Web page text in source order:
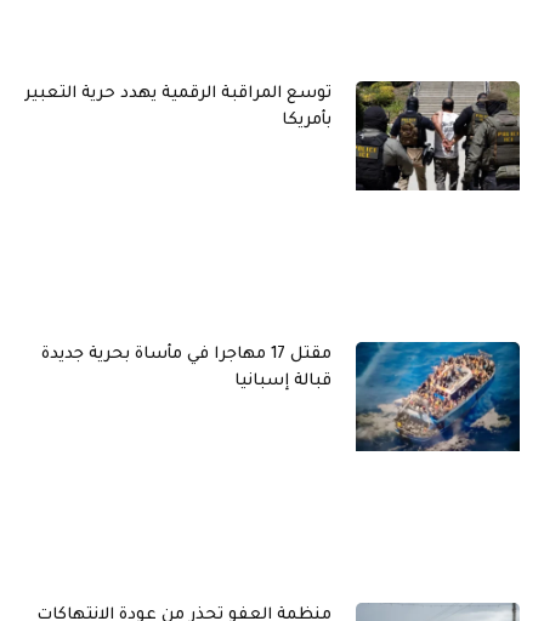
توسع المراقبة الرقمية يهدد حرية التعبير
بأمريكا
مقتل 17 مهاجرا في مأساة بحرية جديدة
قبالة إسبانيا
منظمة العفو تحذر من عودة الانتهاكات